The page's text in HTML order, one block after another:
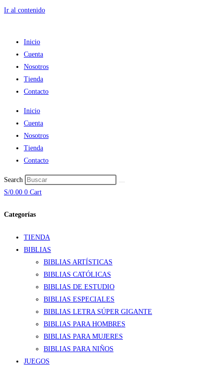
Ir al contenido
Inicio
Cuenta
Nosotros
Tienda
Contacto
Inicio
Cuenta
Nosotros
Tienda
Contacto
Search
S/0.00 0 Cart
Categorías
TIENDA
BIBLIAS
BIBLIAS ARTÍSTICAS
BIBLIAS CATÓLICAS
BIBLIAS DE ESTUDIO
BIBLIAS ESPECIALES
BIBLIAS LETRA SÚPER GIGANTE
BIBLIAS PARA HOMBRES
BIBLIAS PARA MUJERES
BIBLIAS PARA NIÑOS
JUEGOS